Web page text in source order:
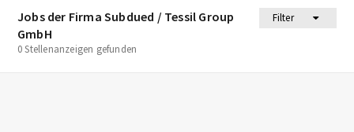
Jobs der Firma Subdued / Tessil Group
GmbH
Filter
0 Stellenanzeigen gefunden